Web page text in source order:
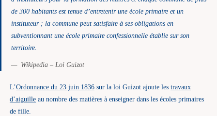
de 300 habitants est tenue d’entretenir une école primaire et un
instituteur ; la commune peut satisfaire à ses obligations en
subventionnant une école primaire confessionnelle établie sur son
territoire.
Wikipedia – Loi Guizot
L’Ordonnance du 23 juin 1836 sur la loi Guizot ajoute les travaux
d’aiguille au nombre des matières à enseigner dans les écoles primaires
de fille.